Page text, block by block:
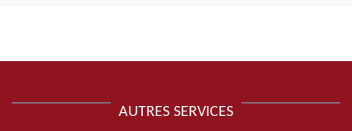
AUTRES SERVICES